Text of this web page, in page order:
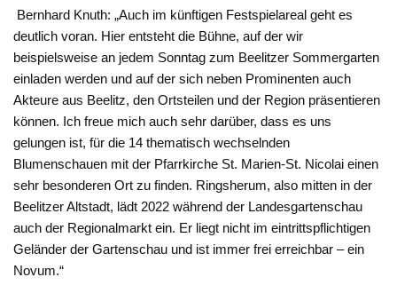
Bernhard Knuth: „Auch im künftigen Festspielareal geht es
deutlich voran. Hier entsteht die Bühne, auf der wir
beispielsweise an jedem Sonntag zum Beelitzer Sommergarten
einladen werden und auf der sich neben Prominenten auch
Akteure aus Beelitz, den Ortsteilen und der Region präsentieren
können. Ich freue mich auch sehr darüber, dass es uns
gelungen ist, für die 14 thematisch wechselnden
Blumenschauen mit der Pfarrkirche St. Marien-St. Nicolai einen
sehr besonderen Ort zu finden. Ringsherum, also mitten in der
Beelitzer Altstadt, lädt 2022 während der Landesgartenschau
auch der Regionalmarkt ein. Er liegt nicht im eintrittspflichtigen
Geländer der Gartenschau und ist immer frei erreichbar – ein
Novum.“